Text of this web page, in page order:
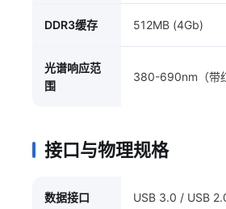
DDR3缓存 512MB (4Gb)
光谱响应范
围
380-690nm（带
接口与物理规格
数据接口 USB 3.0 / USB